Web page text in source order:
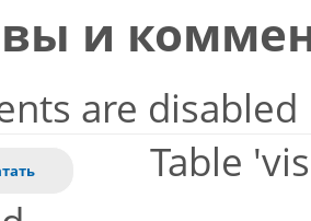
и
are disabled
Table